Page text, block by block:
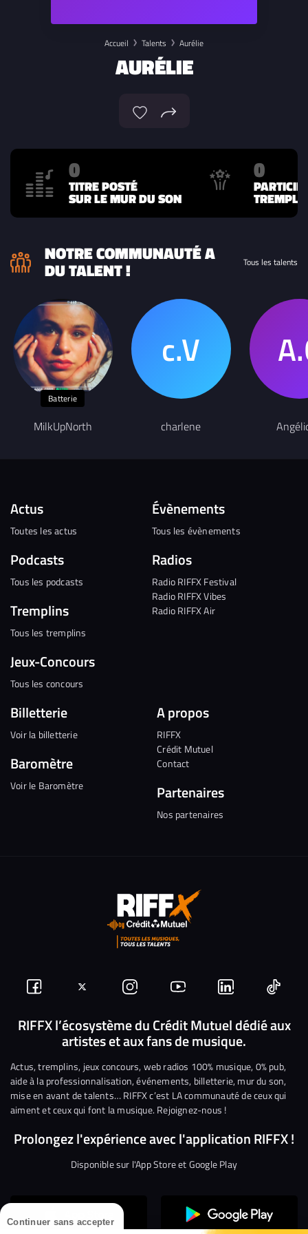
Continuer sans accepter
Accueil Talents Aurélie
AURÉLIE
0
TITRE POSTÉ
SUR LE MUR DU SON
0
NOTRE COMMUNAUTÉ A
DU TALENT ! Tous les talents
Batterie
MilkUpNorth charlene
Actus
Toutes les actus
Podcasts
Tous les podcasts
Tremplins
Tous les tremplins
Jeux-Concours
Tous les concours
Évènements
Tous les évènements
Radios
Radio RIFFX Festival
Radio RIFFX Vibes
Radio RIFFX Air
Billetterie
Voir la billetterie
Baromètre
Voir le Baromètre
A propos
RIFFX
Crédit Mutuel
Contact
Partenaires
Nos partenaires
Suivez-
nous
Facebook
Suivez-
nous
sur
Twitter
Nous
rejoindre
sur
Instagram
Nous
rejoindre
sur
YouTube
Nous
rejoindre
sur
Linkedin
Nous
RIFFX l’écosystème du Crédit Mutuel dédié aux
artistes et aux fans de musique.
Actus, tremplins, jeux concours, web radios 100% musique, 0% pub,
aide à la professionnalisation, événements, billetterie, mur du son,
mise en avant de talents… RIFFX c’est LA communauté de ceux qui
aiment et ceux qui font la musique. Rejoignez-nous !
Prolongez l'expérience avec l'application RIFFX !
Disponible sur l'App Store et Google Play